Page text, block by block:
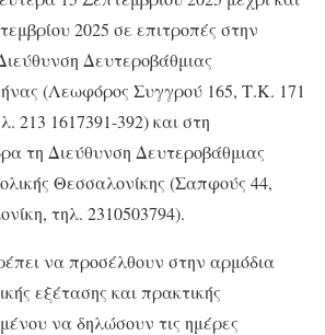
2025 σε επιτροπές στην
Δευτεροβάθμιας
(Λεωφόρος Συγγρού 165, Τ.Κ. 171
213 1617391-392) και στη
τη Διεύθυνση Δευτεροβάθμιας
Θεσσαλονίκης (Σαπφούς 44,
τηλ. 2310503794).
να προσέλθουν στην αρμόδια
εξέτασης και πρακτικής
να δηλώσουν τις ημέρες